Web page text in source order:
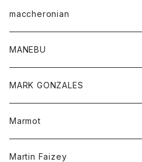
セーター
チュニック
ワンピース
Tシャツ
カットソー
シャツ
ロングスリーブテーシャツ
maccheronian
靴
MANEBU
靴
MARK GONZALES
トップス
Tシャツ
Marmot
Martin Faizey